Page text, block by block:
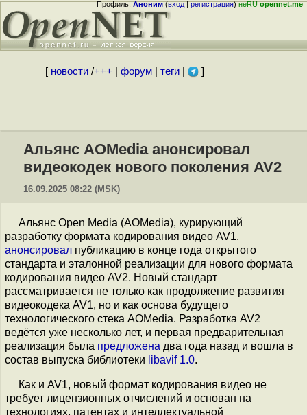
Профиль:Аноним(вход|регистрация)неRUopennet.me
[ новости/+++ форум| теги| ]
Альянс AOMedia анонсировал
видеокодек нового поколения AV2
16.09.2025 08:22 (MSK)
Альянс Open Media (AOMedia), курирующий
разработку формата кодирования видео AV1,
анонсировал публикацию в конце года открытого
стандарта и эталонной реализации для нового формата
кодирования видео AV2. Новый стандарт
рассматривается не только как продолжение развития
видеокодека AV1, но и как основа будущего
технологического стека AOMedia. Разработка AV2
ведётся уже несколько лет, и первая предварительная
реализация была предложена два года назад и вошла в
состав выпуска библиотеки libavif 1.0.
Как и AV1, новый формат кодирования видео не
требует лицензионных отчислений и основан на
технологиях, патентах и интеллектуальной